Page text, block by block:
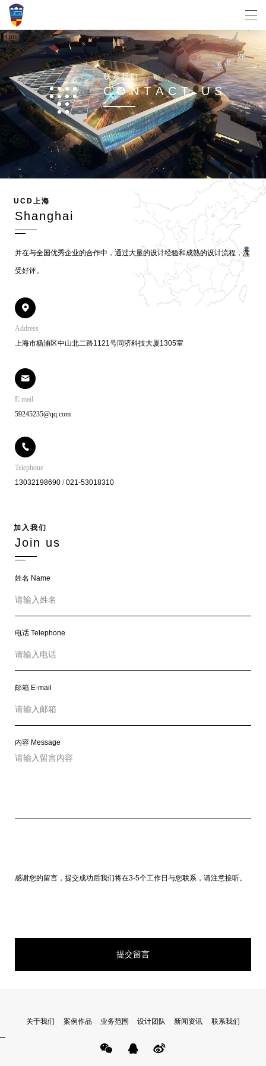
联系我们
CONTACT US
U C D上海
S hang hai
并在与全国优秀企业的合作中，通过大量的设计经验和成熟的设计流程，深
受好评。
Address
上海市杨浦区中山北二路1121号同济科技大厦1305室
E-mail
59245235@qq.com
Telephone
13032198690 /021-53018310
加 入 我们
Join us
姓名 Name
电话 Telephone
邮箱 E-mail
内容 Message
感谢您的留言，提交成功后我们将在3-5个工作日与您联系，请注意接听。
关于我们 案例作品 业务范围 设计团队 新闻资讯 联系我们